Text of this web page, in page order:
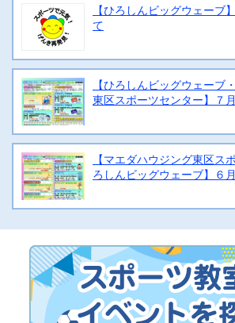
【ひろしんビッグウェーブ
て
【ひろしんビッグウェーブ
東区スポーツセンター】７
【マエダハウジング東区ス
ろしんビッグウェーブ】６